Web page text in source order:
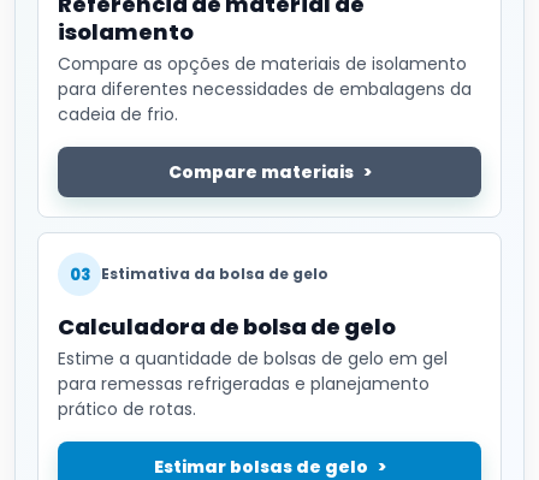
isolamento
Compare as opções de materiais de isolamento
para diferentes necessidades de embalagens da
cadeia de frio.
Compare materiais
03 Estimativa da bolsa de gelo
Calculadora de bolsa de gelo
Estime a quantidade de bolsas de gelo em gel
para remessas refrigeradas e planejamento
prático de rotas.
Estimar bolsas de gelo